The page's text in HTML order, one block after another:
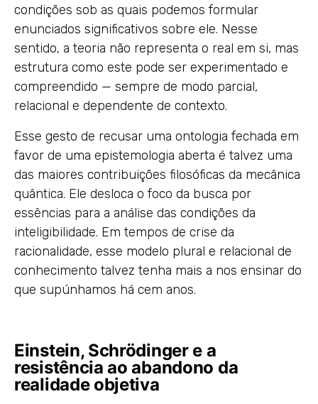
condições sob as quais podemos formular
enunciados significativos sobre ele. Nesse
sentido, a teoria não representa o real em si, mas
estrutura como este pode ser experimentado e
compreendido — sempre de modo parcial,
relacional e dependente de contexto.
Esse gesto de recusar uma ontologia fechada em
favor de uma epistemologia aberta é talvez uma
das maiores contribuições filosóficas da mecânica
quântica. Ele desloca o foco da busca por
essências para a análise das condições da
inteligibilidade. Em tempos de crise da
racionalidade, esse modelo plural e relacional de
conhecimento talvez tenha mais a nos ensinar do
que supúnhamos há cem anos.
Einstein, Schrödinger e a
resistência ao abandono da
realidade objetiva